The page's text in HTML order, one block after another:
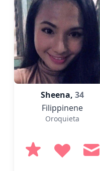
well. A genuine and caring
person looking for a serious
relationship. I believe in
communicati...
Sheena, 34
Filippinene
Oroquieta